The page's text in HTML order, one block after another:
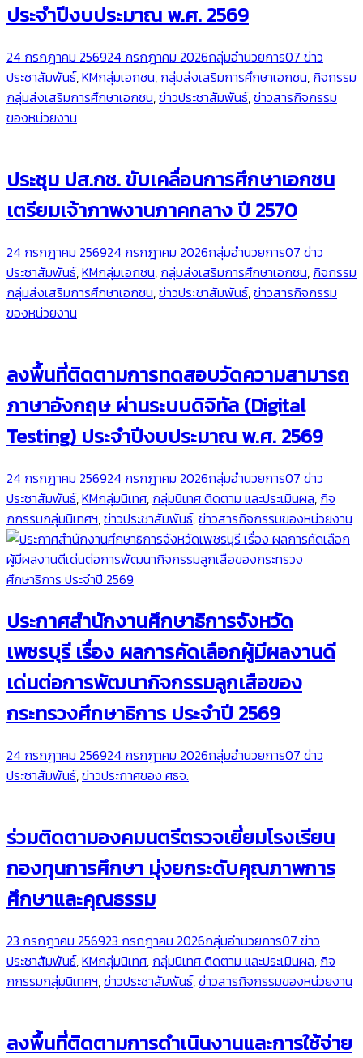
ประจำปีงบประมาณ พ.ศ. 2569
24 กรกฎาคม 256924 กรกฎาคม 2026กลุ่มอำนวยการ07 ข่าว
ประชาสัมพันธ์,KMกลุ่มเอกชน, กลุ่มส่งเสริมการศึกษาเอกชน, กิจกรรม
กลุ่มส่งเสริมการศึกษาเอกชน,ข่าวประชาสัมพันธ์,ข่าวสารกิจกรรม
ของหน่วยงาน
ประชุม ปส.กช. ขับเคลื่อนการศึกษาเอกชน
เตรียมเจ้าภาพงานภาคกลาง ปี 2570
24 กรกฎาคม 256924 กรกฎาคม 2026กลุ่มอำนวยการ07 ข่าว
ประชาสัมพันธ์,KMกลุ่มเอกชน, กลุ่มส่งเสริมการศึกษาเอกชน, กิจกรรม
กลุ่มส่งเสริมการศึกษาเอกชน,ข่าวประชาสัมพันธ์,ข่าวสารกิจกรรม
ของหน่วยงาน
ลงพื้นที่ติดตามการทดสอบวัดความสามารถ
ภาษาอังกฤษ ผ่านระบบดิจิทัล (Digital
Testing) ประจำปีงบประมาณ พ.ศ. 2569
24 กรกฎาคม 256924 กรกฎาคม 2026กลุ่มอำนวยการ07 ข่าว
ประชาสัมพันธ์,KMกลุ่มนิเทศ, กลุ่มนิเทศ ติดตาม และประเมินผล, กิจ
กกรรมกลุ่มนิเทศฯ,ข่าวประชาสัมพันธ์,ข่าวสารกิจกรรมของหน่วยงาน
ประกาศสำนักงานศึกษาธิการจังหวัด
เพชรบุรี เรื่อง ผลการคัดเลือกผู้มีผลงานดี
เด่นต่อการพัฒนากิจกรรมลูกเสือของ
กระทรวงศึกษาธิการ ประจำปี 2569
24 กรกฎาคม 256924 กรกฎาคม 2026กลุ่มอำนวยการ07 ข่าว
ประชาสัมพันธ์,ข่าวประกาศของ ศธจ.
ร่วมติดตามองคมนตรีตรวจเยี่ยมโรงเรียน
กองทุนการศึกษา มุ่งยกระดับคุณภาพการ
ศึกษาและคุณธรรม
23 กรกฎาคม 256923 กรกฎาคม 2026กลุ่มอำนวยการ07 ข่าว
ประชาสัมพันธ์,KMกลุ่มนิเทศ, กลุ่มนิเทศ ติดตาม และประเมินผล, กิจ
กกรรมกลุ่มนิเทศฯ,ข่าวประชาสัมพันธ์,ข่าวสารกิจกรรมของหน่วยงาน
ลงพื้นที่ติดตามการดำเนินงานและการใช้จ่าย